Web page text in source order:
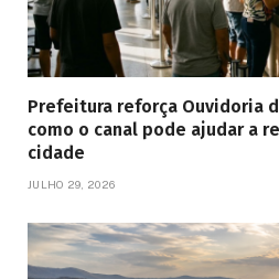
Prefeitura reforça Ouvidoria
como o canal pode ajudar a
cidade
JULHO 29, 2026